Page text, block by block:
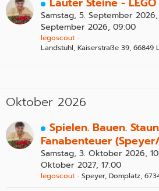
Samstag, 5. September
September 2026, 09:00
legoscout
Landstuhl, Kaiserstraße 39, 66849
Oktober 2026
Spielen. Bauen.
Fanabenteuer
Samstag, 3. Oktober 2026,
Oktober 2027, 17:00
legoscout Speyer, Domplatz,